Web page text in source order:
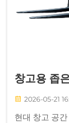
창고용 좁
2026-05-21
현대 창고 공